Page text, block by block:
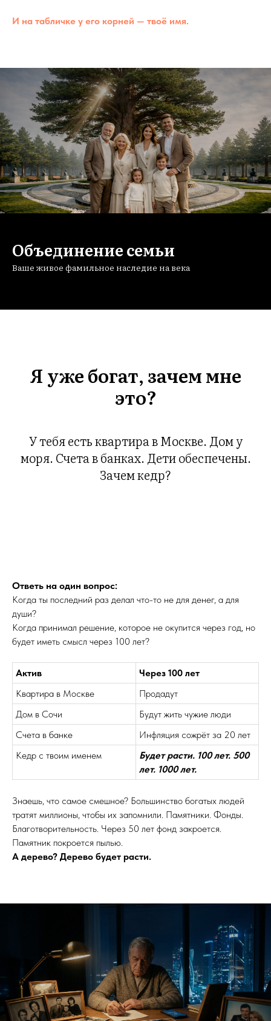
И на табличке у его корней — твоё имя.
Объединение семьи
Ваше живое фамильное наследие на века
Я уже богат, зачем мне
это?
У тебя есть квартира в Москве. Дом у
моря. Счета в банках. Дети обеспечены.
Зачем кедр?
Ответь на один вопрос:
Когда ты последний раз делал что-то не для денег, а для
души?
Когда принимал решение, которое не окупится через год, но
будет иметь смысл через 100 лет?
Актив
Через 100 лет
Квартира в Москве
Продадут
Дом в Сочи
Будут жить чужие люди
Счета в банке
Инфляция сожрёт за 20 лет
Кедр с твоим именем
Будет расти. 100 лет. 500
лет. 1000 лет.
Знаешь, что самое смешное? Большинство богатых людей
тратят миллионы, чтобы их запомнили. Памятники. Фонды.
Благотворительность. Через 50 лет фонд закроется.
Памятник покроется пылью.
А дерево? Дерево будет расти.